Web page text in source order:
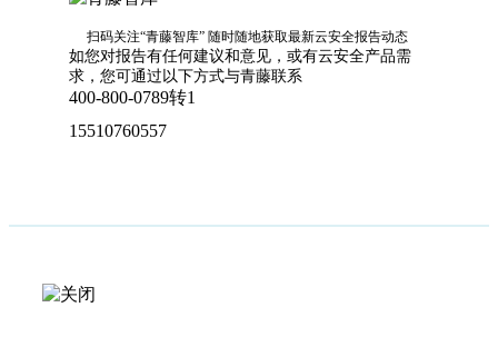
扫码关注“青藤智库” 随时随地获取最新云安全报告动态
如您对报告有任何建议和意见，或有云安全产品需
求，您可通过以下方式与青藤联系
400-800-0789转1
15510760557